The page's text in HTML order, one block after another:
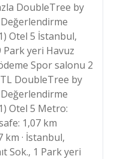
DoubleTree by
Otel 5 İstanbul,
Park yeri Havuz
Spor salonu 2
DoubleTree by
Otel 5 Metro:
1,07 km
· İstanbul,
Sok., 1 Park yeri